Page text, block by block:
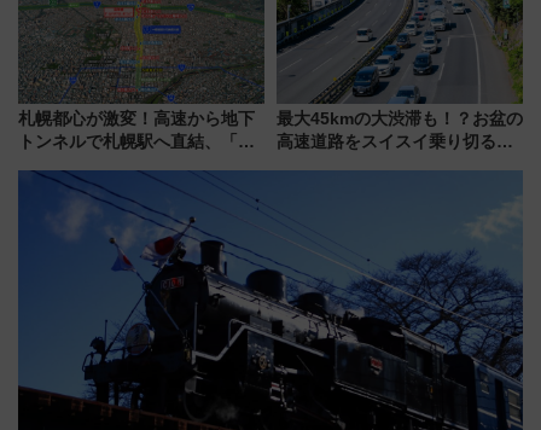
札幌都心が激変！高速から地下
トンネルで札幌駅へ直結、「創
から本格着工、延長4.8km整備
最大45kmの大渋滞も！？お盆の
高速道路をスイスイ乗り切る快